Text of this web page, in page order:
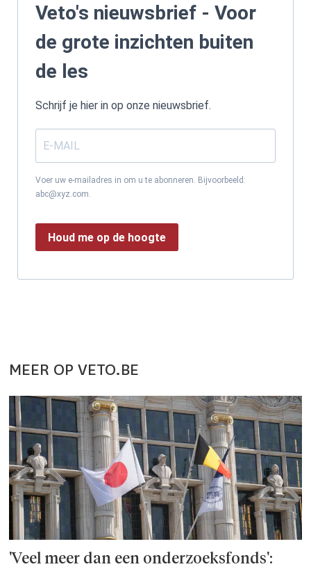
Veto's nieuwsbrief - Voor
de grote inzichten buiten
de les
Schrijf je hier in op onze nieuwsbrief.
Voer uw e-mailadres in om u te abonneren. Bijvoorbeeld:
abc@xyz.com.
Houd me op de hoogte
MEER OP VETO.BE
'Veel meer dan een onderzoeks­fonds':